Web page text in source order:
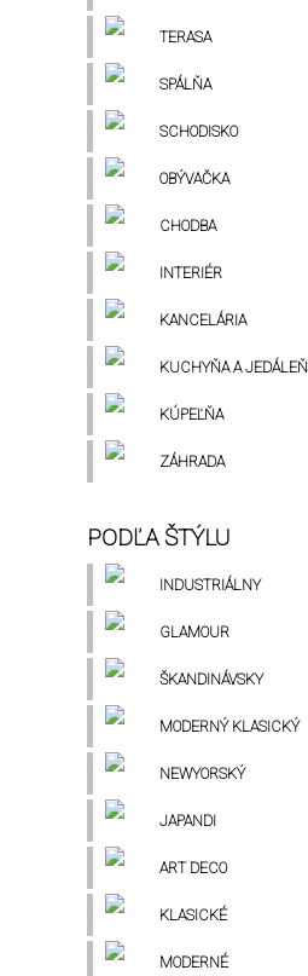
TERASA
SPÁLŇA
SCHODISKO
OBÝVAČKA
CHODBA
INTERIÉR
KANCELÁRIA
KUCHYŇA A JEDÁLEŇ
KÚPEĽŇA
ZÁHRADA
PODĽA ŠTÝLU
INDUSTRIÁLNY
GLAMOUR
ŠKANDINÁVSKY
MODERNÝ KLASICKÝ
NEWYORSKÝ
JAPANDI
ART DECO
KLASICKÉ
MODERNÉ